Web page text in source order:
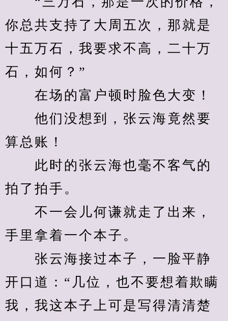
你总共支持了大周五次，那就是
十五万石，我要求不高，二十万
石，如何？”
在场的富户顿时脸色大变！
他们没想到，张云海竟然要
算总账！
此时的张云海也毫不客气的
拍了拍手。
不一会儿何谦就走了出来，
手里拿着一个本子。
张云海接过本子，一脸平静
开口道：“几位，也不要想着欺瞒
我，我这本子上可是写得清清楚